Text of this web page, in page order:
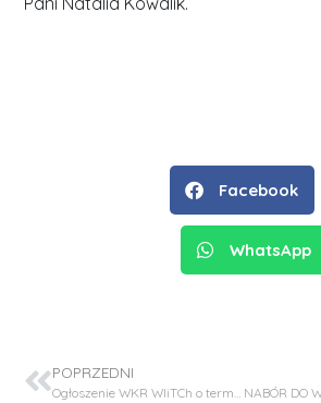
Facebook
WhatsApp
POPRZEDNI
Ogłoszenie WKR WIiTCh o terminie i formie składania dokumentów dla obywateli polskich biorących udział w rekrutacji na studia I stopnia – 3 tura